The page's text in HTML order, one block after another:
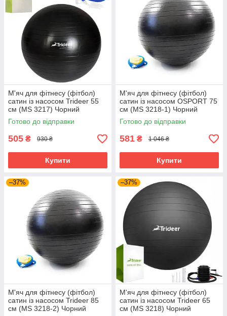
М'яч для фітнесу (фітбол)
сатин із насосом Trideer 55
см (MS 3217) Чорний
Готово до відправки
505 ₴ 930 ₴
Купити
М'яч для фітнесу (фітбол)
сатин із насосом OSPORT 75
см (MS 3218-1) Чорний
Готово до відправки
581 ₴ 1 046 ₴
Купити
–37%
М'яч для фітнесу (фітбол)
сатин із насосом Trideer 85
см (MS 3218-2) Чорний
–37%
М'яч для фітнесу (фітбол)
сатин із насосом Trideer 65
см (MS 3218) Чорний